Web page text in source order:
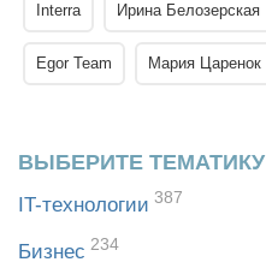
Interra Ирина Белозерская
Egor Team Мария Царенок
ВЫБЕРИТЕ ТЕМАТИКУ
IT-технологии 387
Бизнес 234